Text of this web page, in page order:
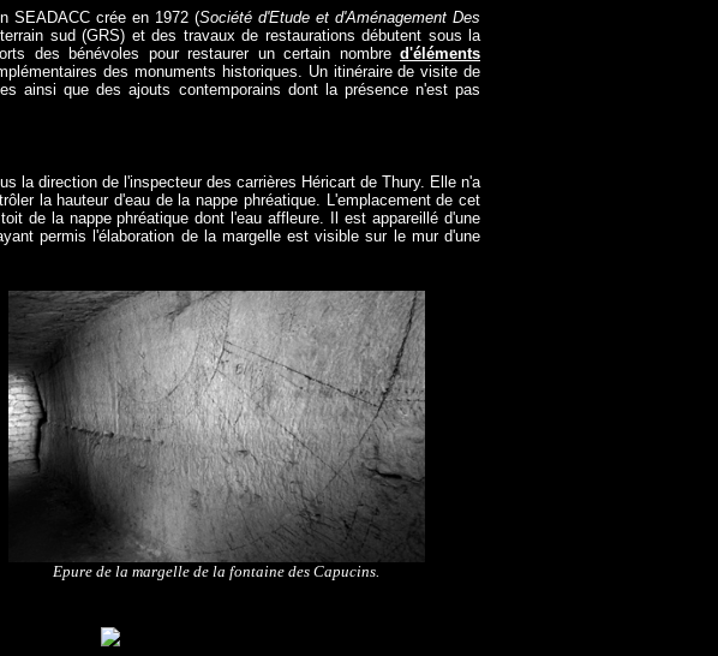
SEADACC crée en 1972 (Société d'Etude et d'Aménagement Des
sud (GRS) et des travaux de restaurations débutent sous la
des bénévoles pour restaurer un certain nombre d'éléments
des monuments historiques. Un itinéraire de visite de
ainsi que des ajouts contemporains dont la présence n'est pas
la direction de l'inspecteur des carrières Héricart de Thury. Elle n'a
la hauteur d'eau de la nappe phréatique. L'emplacement de cet
de la nappe phréatique dont l'eau affleure. Il est appareillé d'une
permis l'élaboration de la margelle est visible sur le mur d'une
Epure de la margelle de la fontaine des Capucins.